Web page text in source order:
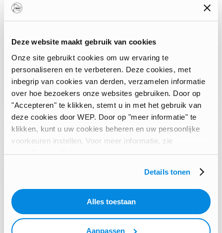
Deze website maakt gebruik van cookies
Onze site gebruikt cookies om uw ervaring te
personaliseren en te verbeteren. Deze cookies, met
inbegrip van cookies van derden, verzamelen informatie
over hoe bezoekers onze websites gebruiken. Door op
"Accepteren" te klikken, stemt u in met het gebruik van
deze cookies door WEP. Door op "meer informatie" te
klikken, kunt u uw cookies beheren en uw persoonlijke
voorkeuren instellen. Voor meer informatie, zie
onzePrivacy Policy.
Details tonen
Alles toestaan
Aanpassen
studeren
Je valies pakken lijkt misschien
eenvoudig, maar als je voor een
jaar naar het buitenland…
Priscilla Rubbo
EXCHANGE KIT